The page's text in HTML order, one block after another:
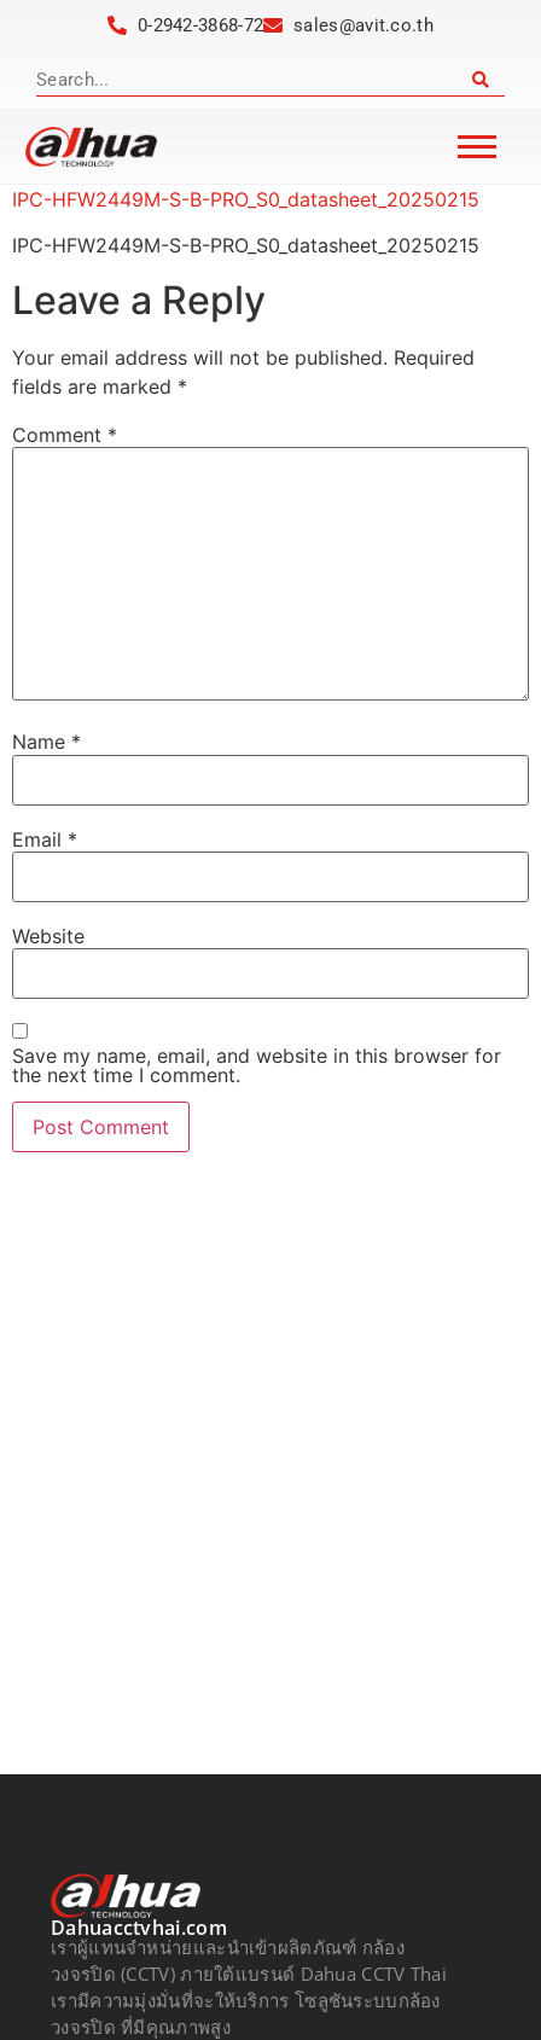
0-2942-3868-72 sales@avit.co.th
IPC-HFW2449M-S-B-PRO_S0_datasheet_20250215
IPC-HFW2449M-S-B-PRO_S0_datasheet_20250215
Leave a Reply
Your email address will not be published. Required
fields are marked *
Comment *
Name *
Email *
Website
Save my name, email, and website in this browser for
the next time I comment.
Dahuacctvhai.com
เราผู้แทนจำหน่ายและนำเข้าผลิตภัณฑ์ กล้อง
วงจรปิด (CCTV) ภายใต้แบรนด์ Dahua CCTV Thai
เรามีความมุ่งมั่นที่จะให้บริการ โซลูชันระบบกล้อง
วงจรปิด ที่มีคุณภาพสูง